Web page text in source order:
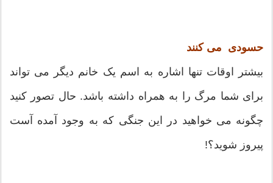
حسودی می کنند
بیشتر اوقات تنها اشاره به اسم یک خانم دیگر می تواند
برای شما مرگ را به همراه داشته باشد. حال تصور کنید
چگونه می خواهید در این جنگی که به وجود آمده آست
پیروز شوید؟!